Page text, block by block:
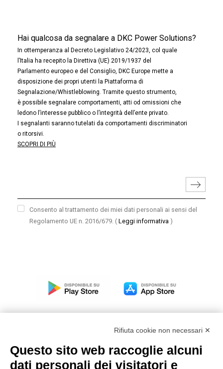
Hai qualcosa da segnalare a DKC Power Solutions?
In ottemperanza al Decreto Legislativo 24/2023, col quale
l’Italia ha recepito la Direttiva (UE) 2019/1937 del
Parlamento europeo e del Consiglio, DKC Europe mette a
disposizione dei propri utenti la Piattaforma di
Segnalazione/Whistleblowing. Tramite questo strumento,
è possibile segnalare comportamenti, atti od omissioni che
ledono l’interesse pubblico o l’integrità dell’ente privato.
I segnalanti saranno tutelati da comportamenti discriminatori
o ritorsivi.
SCOPRI DI PIÙ
Consento al trattamento dei miei dati personali ai sensi del
Regolamento UE n. 2016/679. ( Leggi informativa )
Modello organizzativo, gestione e controllo – D. lgs.
231/2001
Rifiuta cookie non necessari ✕
Questo sito web raccoglie alcuni
dati personali dei visitatori e